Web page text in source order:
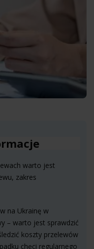
warto jest
zakres
na Ukrainę w
– warto jest sprawdzić
koszty przelewów
chęci regularnego